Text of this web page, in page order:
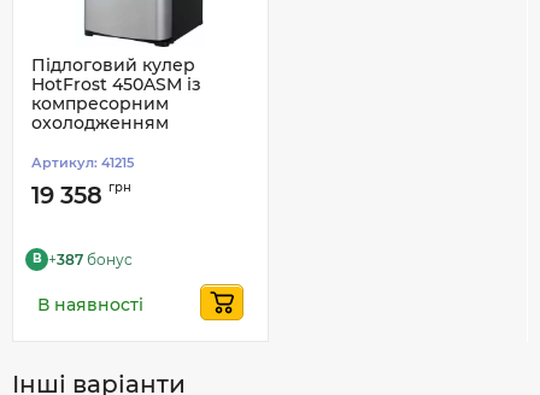
Підлоговий кулер
HotFrost 450ASM із
компресорним
охолодженням
Артикул: 41215
19 358 грн
B +387 бонус
В наявності
Інші варіанти